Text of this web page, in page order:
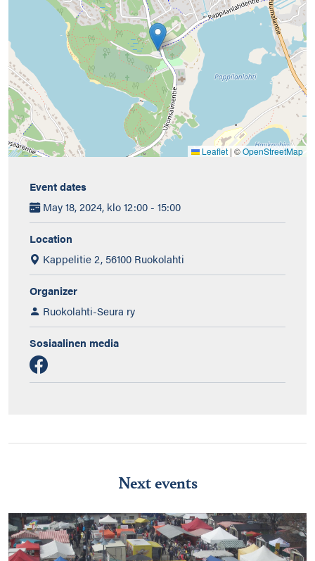
Leaflet | ©OpenStreetMap
Event dates
May 18, 2024, klo 12:00 - 15:00
Location
Kappelitie 2, 56100 Ruokolahti
Organizer
Ruokolahti-Seura ry
Sosiaalinen media
Next events